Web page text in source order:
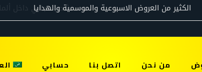
من نحن اتصل بنا حسابي